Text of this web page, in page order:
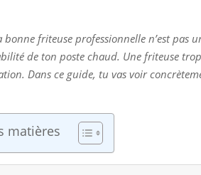
friteuse professionnelle n’est pas
de ton poste chaud. Une friteuse
Dans ce guide, tu vas voir
matières